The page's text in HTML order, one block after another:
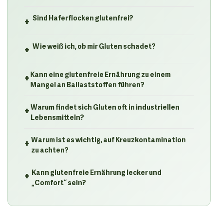
+ Sind Haferflocken glutenfrei?
+ Wie weiß ich, ob mir Gluten schadet?
+Kann eine glutenfreie Ernährung zu einem
Mangel an Ballaststoffen führen?
+Warum findet sich Gluten oft in industriellen
Lebensmitteln?
+ Warum ist es wichtig, auf Kreuzkontamination
zu achten?
+ Kann glutenfreie Ernährung lecker und
„Comfort“ sein?